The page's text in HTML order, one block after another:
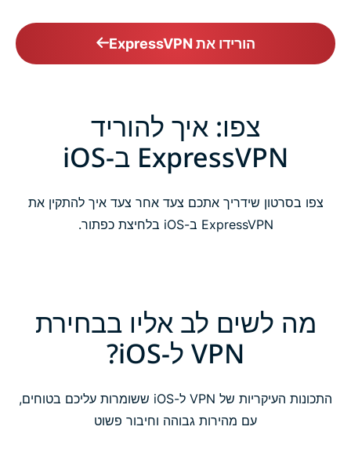
הורידו את ExpressVPN
צפו: איך להוריד
ExpressVPN ב-iOS
צפו בסרטון שידריך אתכם צעד אחר צעד איך להתקין את
ExpressVPN ב-iOS בלחיצת כפתור.
מה לשים לב אליו בבחירת
VPN ל-iOS?
התכונות העיקריות של VPN ל-iOS ששומרות עליכם בטוחים,
עם מהירות גבוהה וחיבור פשוט